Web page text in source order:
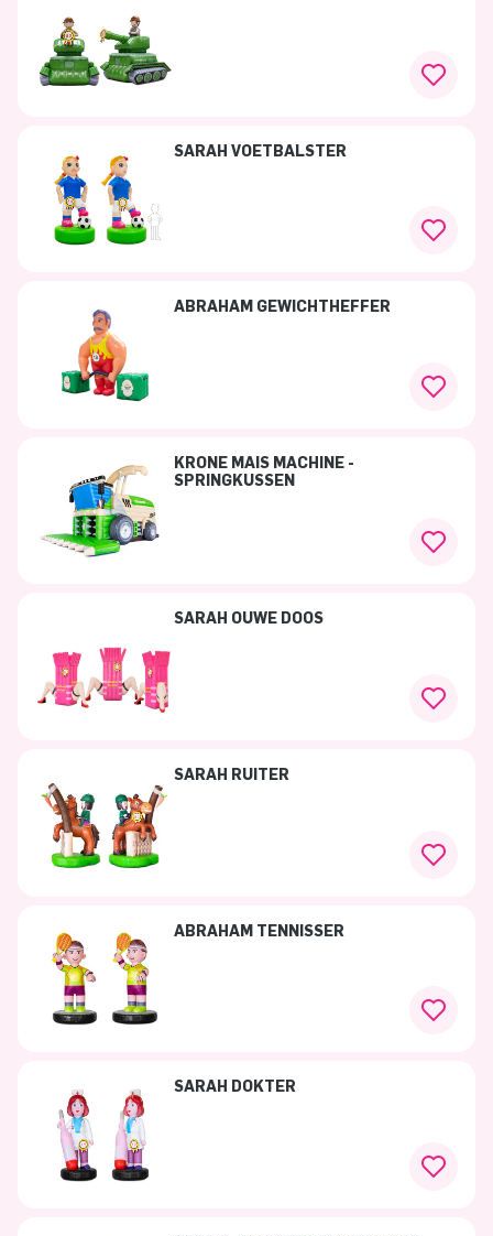
SARAH VOETBALSTER
ABRAHAM GEWICHTHEFFER
KRONE MAIS MACHINE -
SPRINGKUSSEN
SARAH OUWE DOOS
SARAH RUITER
ABRAHAM TENNISSER
SARAH DOKTER